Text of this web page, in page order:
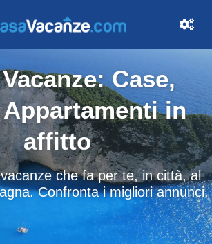
Case,
in
affitto
che fa per te, in città, al
Confronta i migliori annunci.